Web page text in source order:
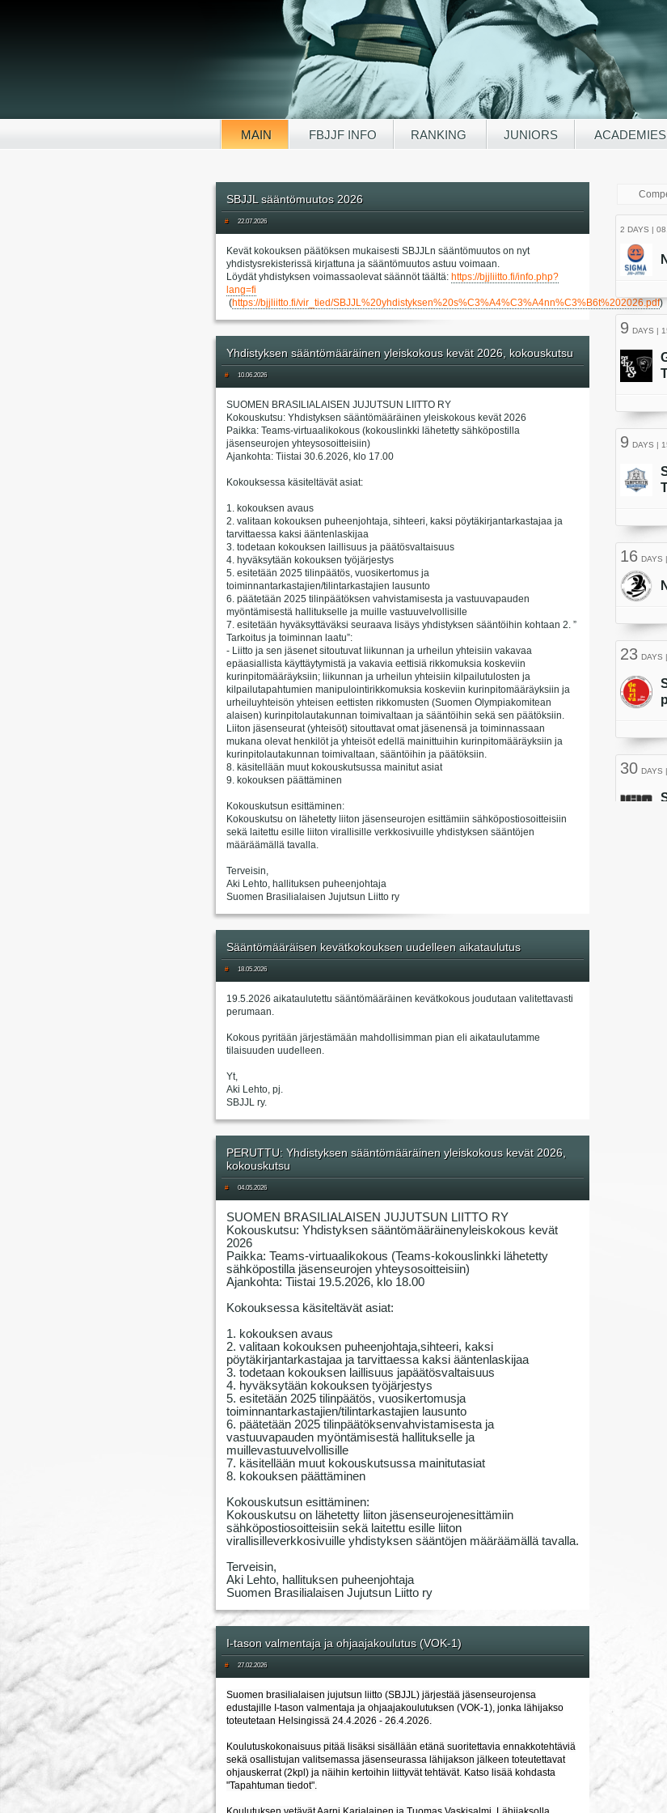
MAIN FBJJF INFO RANKING JUNIORS ACADEMIES
SBJJL sääntömuutos 2026
# 22.07.2026
Kevät kokouksen päätöksen mukaisesti SBJJLn sääntömuutos on nyt
yhdistysrekisterissä kirjattuna ja sääntömuutos astuu voimaan.
Löydät yhdistyksen voimassaolevat säännöt täältä: https://bjjliitto.fi/info.php?
lang=fi
(https://bjjliitto.fi/vir_tied/SBJJL%20yhdistyksen%20s%C3%A4%C3%A4nn%C3%B6t%202026.pdf)
Yhdistyksen sääntömääräinen yleiskokous kevät 2026, kokouskutsu
# 10.06.2026
SUOMEN BRASILIALAISEN JUJUTSUN LIITTO RY
Kokouskutsu: Yhdistyksen sääntömääräinen yleiskokous kevät 2026
Paikka: Teams-virtuaalikokous (kokouslinkki lähetetty sähköpostilla
jäsenseurojen yhteysosoitteisiin)
Ajankohta: Tiistai 30.6.2026, klo 17.00
Kokouksessa käsiteltävät asiat:
1. kokouksen avaus
2. valitaan kokouksen puheenjohtaja, sihteeri, kaksi pöytäkirjantarkastajaa ja
tarvittaessa kaksi ääntenlaskijaa
3. todetaan kokouksen laillisuus ja päätösvaltaisuus
4. hyväksytään kokouksen työjärjestys
5. esitetään 2025 tilinpäätös, vuosikertomus ja
toiminnantarkastajien/tilintarkastajien lausunto
6. päätetään 2025 tilinpäätöksen vahvistamisesta ja vastuuvapauden
myöntämisestä hallitukselle ja muille vastuuvelvollisille
7. esitetään hyväksyttäväksi seuraava lisäys yhdistyksen sääntöihin kohtaan 2. ”
Tarkoitus ja toiminnan laatu”:
- Liitto ja sen jäsenet sitoutuvat liikunnan ja urheilun yhteisiin vakavaa
epäasiallista käyttäytymistä ja vakavia eettisiä rikkomuksia koskeviin
kurinpitomääräyksiin; liikunnan ja urheilun yhteisiin kilpailutulosten ja
kilpailutapahtumien manipulointirikkomuksia koskeviin kurinpitomääräyksiin ja
urheiluyhteisön yhteisen eettisten rikkomusten (Suomen Olympiakomitean
alaisen) kurinpitolautakunnan toimivaltaan ja sääntöihin sekä sen päätöksiin.
Liiton jäsenseurat (yhteisöt) sitouttavat omat jäsenensä ja toiminnassaan
mukana olevat henkilöt ja yhteisöt edellä mainittuihin kurinpitomääräyksiin ja
kurinpitolautakunnan toimivaltaan, sääntöihin ja päätöksiin.
8. käsitellään muut kokouskutsussa mainitut asiat
9. kokouksen päättäminen
Kokouskutsun esittäminen:
Kokouskutsu on lähetetty liiton jäsenseurojen esittämiin sähköpostiosoitteisiin
sekä laitettu esille liiton virallisille verkkosivuille yhdistyksen sääntöjen
määräämällä tavalla.
Terveisin,
Aki Lehto, hallituksen puheenjohtaja
Suomen Brasilialaisen Jujutsun Liitto ry
Sääntömääräisen kevätkokouksen uudelleen aikataulutus
# 18.05.2026
19.5.2026 aikataulutettu sääntömääräinen kevätkokous joudutaan valitettavasti
perumaan.
Kokous pyritään järjestämään mahdollisimman pian eli aikataulutamme
tilaisuuden uudelleen.
Yt,
Aki Lehto, pj.
SBJJL ry.
PERUTTU: Yhdistyksen sääntömääräinen yleiskokous kevät 2026,
kokouskutsu
# 04.05.2026
SUOMEN BRASILIALAISEN JUJUTSUN LIITTO RY
Kokouskutsu: Yhdistyksen sääntömääräinenyleiskokous kevät
2026
Paikka: Teams-virtuaalikokous (Teams-kokouslinkki lähetetty
sähköpostilla jäsenseurojen yhteysosoitteisiin)
Ajankohta: Tiistai 19.5.2026, klo 18.00
Kokouksessa käsiteltävät asiat:
1. kokouksen avaus
2. valitaan kokouksen puheenjohtaja,sihteeri, kaksi
pöytäkirjantarkastajaa ja tarvittaessa kaksi ääntenlaskijaa
3. todetaan kokouksen laillisuus japäätösvaltaisuus
4. hyväksytään kokouksen työjärjestys
5. esitetään 2025 tilinpäätös, vuosikertomusja
toiminnantarkastajien/tilintarkastajien lausunto
6. päätetään 2025 tilinpäätöksenvahvistamisesta ja
vastuuvapauden myöntämisestä hallitukselle ja
muillevastuuvelvollisille
7. käsitellään muut kokouskutsussa mainitutasiat
8. kokouksen päättäminen
Kokouskutsun esittäminen:
Kokouskutsu on lähetetty liiton jäsenseurojenesittämiin
sähköpostiosoitteisiin sekä laitettu esille liiton
virallisilleverkkosivuille yhdistyksen sääntöjen määräämällä tavalla.
Terveisin,
Aki Lehto, hallituksen puheenjohtaja
Suomen Brasilialaisen Jujutsun Liitto ry
I-tason valmentaja ja ohjaajakoulutus (VOK-1)
# 27.02.2026
Suomen brasilialaisen jujutsun liitto (SBJJL) järjestää jäsenseurojensa
edustajille I-tason valmentaja ja ohjaajakoulutuksen (VOK-1), jonka lähijakso
toteutetaan Helsingissä 24.4.2026 - 26.4.2026.
Koulutuskokonaisuus pitää lisäksi sisällään etänä suoritettavia ennakkotehtäviä
sekä osallistujan valitsemassa jäsenseurassa lähijakson jälkeen toteutettavat
ohjauskerrat (2kpl) ja näihin kertoihin liittyvät tehtävät. Katso lisää kohdasta
"Tapahtuman tiedot".